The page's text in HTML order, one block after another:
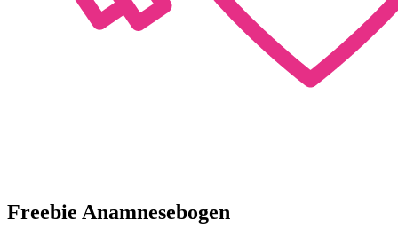
Freebie Anamnesebogen